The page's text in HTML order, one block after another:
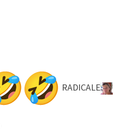
RADICALE